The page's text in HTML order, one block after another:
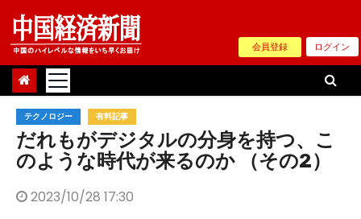
Skip
content
会員登録 ログイン
テクノロジー 有料記事
だれもがデジタルの分身を持つ、こ
のような時代が来るのか （その2）
2023/10/28 17:30